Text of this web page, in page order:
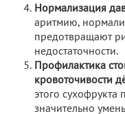
Нормализация
аритмию,
предотвращают
недостаточности.
Профилактика
кровоточивости
этого сухофрукта
значительно